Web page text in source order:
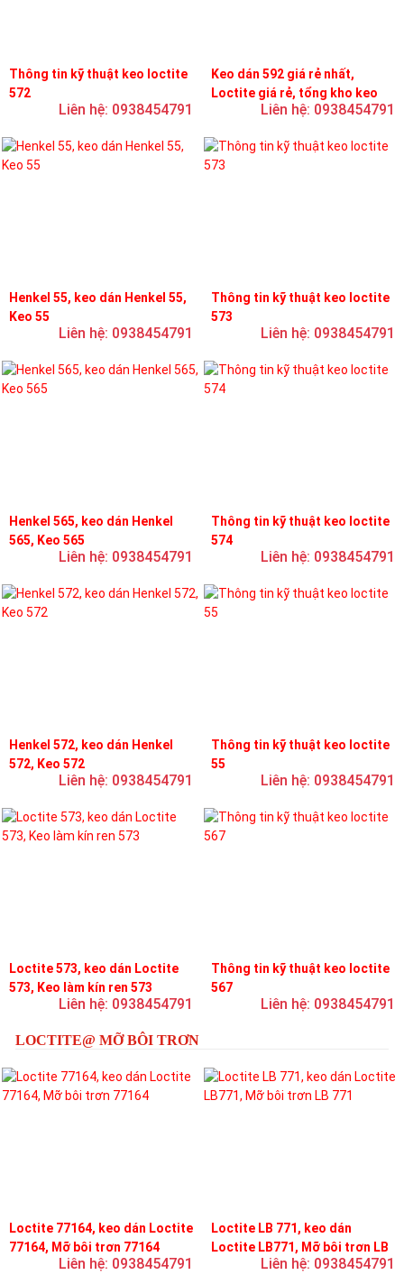
Thông tin kỹ thuật keo loctite
572
Liên hệ: 0938454791
Keo dán 592 giá rẻ nhất,
Loctite giá rẻ, tổng kho keo
Liên hệ: 0938454791
Henkel 55, keo dán Henkel 55,
Keo 55
Liên hệ: 0938454791
Thông tin kỹ thuật keo loctite
573
Liên hệ: 0938454791
Henkel 565, keo dán Henkel
565, Keo 565
Liên hệ: 0938454791
Thông tin kỹ thuật keo loctite
574
Liên hệ: 0938454791
Henkel 572, keo dán Henkel
572, Keo 572
Liên hệ: 0938454791
Thông tin kỹ thuật keo loctite
55
Liên hệ: 0938454791
Loctite 573, keo dán Loctite
573, Keo làm kín ren 573
Liên hệ: 0938454791
Thông tin kỹ thuật keo loctite
567
Liên hệ: 0938454791
LOCTITE@ MỠ BÔI TRƠN
Loctite 77164, keo dán Loctite
77164, Mỡ bôi trơn 77164
Liên hệ: 0938454791
Loctite LB 771, keo dán
Loctite LB771, Mỡ bôi trơn LB
Liên hệ: 0938454791